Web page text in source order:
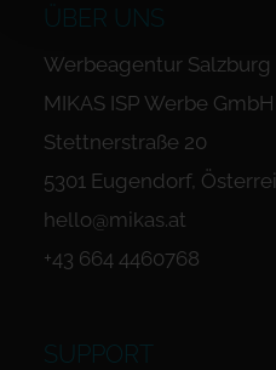
ÜBER UNS
Werbeagentur
MIKAS ISP Werbe GmbH
Stettnerstraße 20
5301 Eugendorf,
hello@mikas.at
+43 664 4460768
SUPPORT